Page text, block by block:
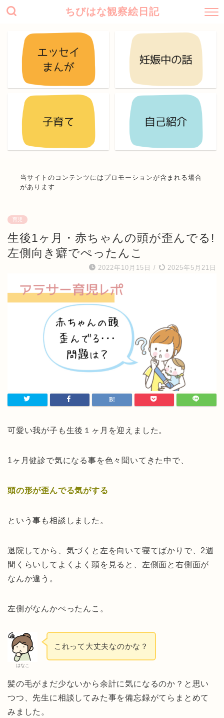
ちびはな観察絵日記
当サイトのコンテンツにはプロモーションが含まれる場合
があります
育児
生後1ヶ月・赤ちゃんの頭が歪んでる!
左側向き癖でぺったんこ
2022年10月15日 / 2025年5月21日
可愛い我が子も生後１ヶ月を迎えました。
1ヶ月健診で気になる事を色々聞いてきた中で、
頭の形が歪んでる気がする
という事も相談しました。
退院してから、気づくと左を向いて寝てばかりで、2週
間くらいしてよくよく頭を見ると、左側面と右側面が
なんか違う。
左側がなんかぺったんこ。
はなこ
これって大丈夫なのかな？
髪の毛がまだ少ないから余計に気になるのか？と思い
つつ、先生に相談してみた事を備忘録がてらまとめて
みました。